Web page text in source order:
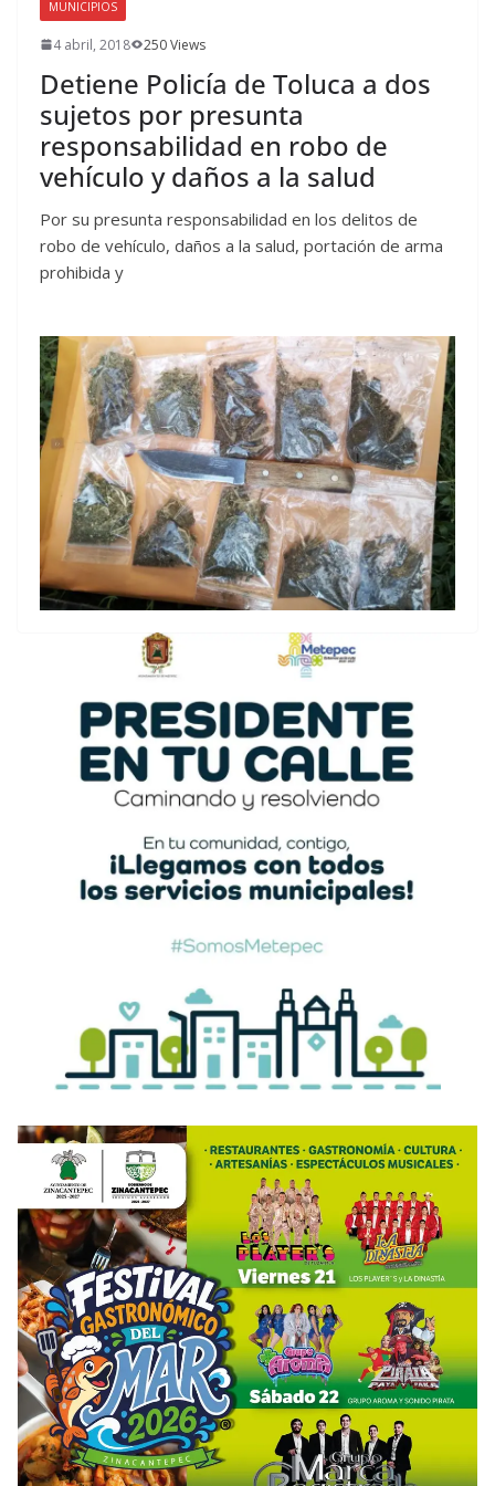
MUNICIPIOS
4 abril, 2018 250 Views
Detiene Policía de Toluca a dos
sujetos por presunta
responsabilidad en robo de
vehículo y daños a la salud
Por su presunta responsabilidad en los delitos de
robo de vehículo, daños a la salud, portación de arma
prohibida y